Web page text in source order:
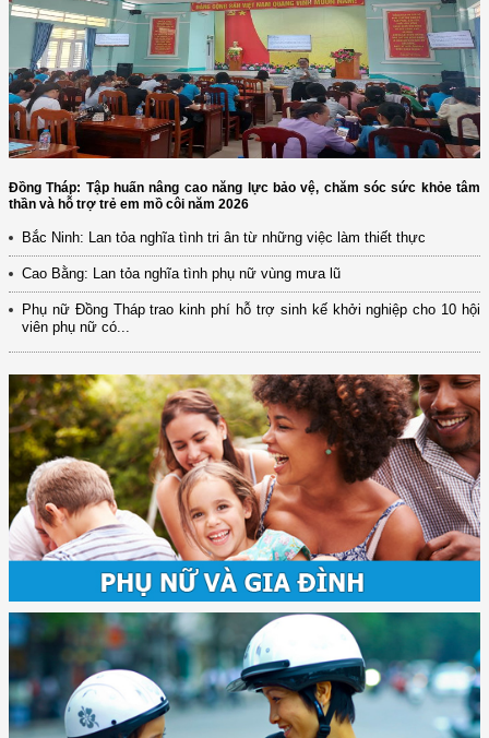
Đồng Tháp: Tập huấn nâng cao năng lực bảo vệ, chăm sóc sức khỏe tâm
thần và hỗ trợ trẻ em mồ côi năm 2026
Bắc Ninh: Lan tỏa nghĩa tình tri ân từ những việc làm thiết thực
Cao Bằng: Lan tỏa nghĩa tình phụ nữ vùng mưa lũ
Phụ nữ Đồng Tháp trao kinh phí hỗ trợ sinh kế khởi nghiệp cho 10 hội
viên phụ nữ có...